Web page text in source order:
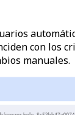
con
manuales.